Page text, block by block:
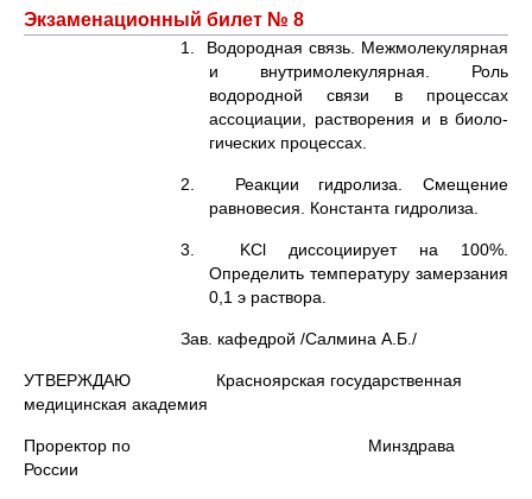
Экзаменационный билет № 8
1. Водородная связь. Межмолекулярная
и внутримолекулярная. Роль
водородной связи в процессах
ассоциации, растворения и в биоло-
гических процессах.
2. Реакции гидролиза. Смещение
равновесия. Константа гидролиза.
3. KCl диссоциирует на 100%.
Определить температуру замерзания
0,1 э раствора.
Зав. кафедрой /Салмина А.Б./
УТВЕРЖДАЮ Красноярская государственная
медицинская академия
Проректор по Минздрава
России